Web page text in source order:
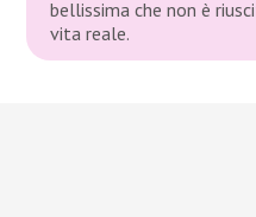
bellissima che non è
vita reale.